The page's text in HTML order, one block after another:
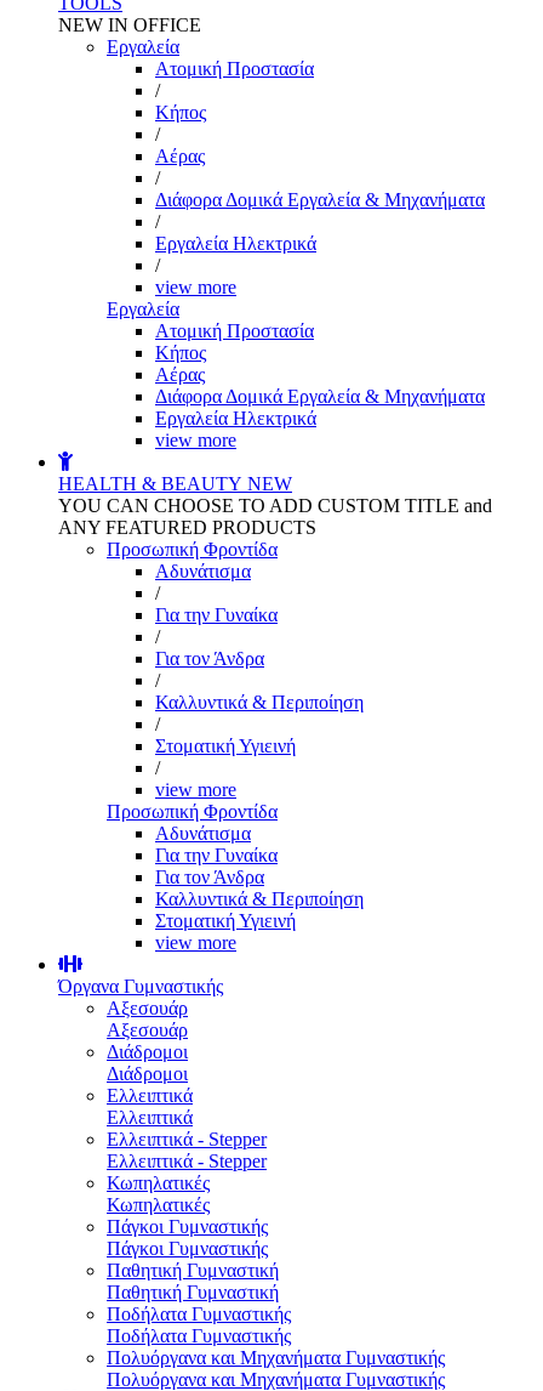
NEW IN OFFICE
Εργαλεία
Aτομική Προστασία
/
Kήπος
/
Αέρας
/
Διάφορα Δομικά Εργαλεία & Μηχανήματα
/
Εργαλεία Ηλεκτρικά
/
view more
Εργαλεία
Aτομική Προστασία
Kήπος
Αέρας
Διάφορα Δομικά Εργαλεία & Μηχανήματα
Εργαλεία Ηλεκτρικά
view more
HEALTH & BEAUTY NEW
YOU CAN CHOOSE TO ADD CUSTOM TITLE and
ANY FEATURED PRODUCTS
Προσωπική Φροντίδα
Αδυνάτισμα
/
Για την Γυναίκα
/
Για τον Άνδρα
/
Καλλυντικά & Περιποίηση
/
Στοματική Υγιεινή
/
view more
Προσωπική Φροντίδα
Αδυνάτισμα
Για την Γυναίκα
Για τον Άνδρα
Καλλυντικά & Περιποίηση
Στοματική Υγιεινή
view more
Όργανα Γυμναστικής
Αξεσουάρ
Αξεσουάρ
Διάδρομοι
Διάδρομοι
Ελλειπτικά
Ελλειπτικά
Ελλειπτικά - Stepper
Ελλειπτικά - Stepper
Κωπηλατικές
Κωπηλατικές
Πάγκοι Γυμναστικής
Πάγκοι Γυμναστικής
Παθητική Γυμναστική
Παθητική Γυμναστική
Ποδήλατα Γυμναστικής
Ποδήλατα Γυμναστικής
Πολυόργανα και Μηχανήματα Γυμναστικής
Πολυόργανα και Μηχανήματα Γυμναστικής